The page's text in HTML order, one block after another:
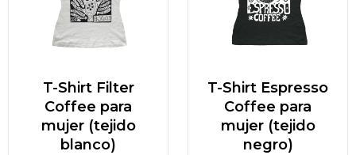
T-Shirt Filter
Coffee para
mujer (tejido
blanco)
T-Shirt Espresso
Coffee para
mujer (tejido
negro)